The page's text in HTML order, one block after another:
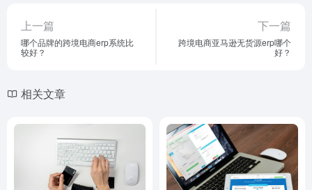
上一篇
哪个品牌的跨境电商erp系统比
较好？
下一篇
跨境电商亚马逊无货源erp哪个
好？
相关文章